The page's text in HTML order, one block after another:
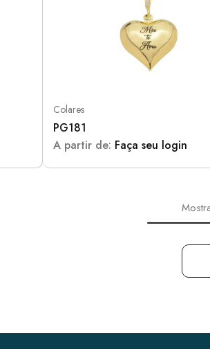
Colares
PG181
A partir de: Faça seu login